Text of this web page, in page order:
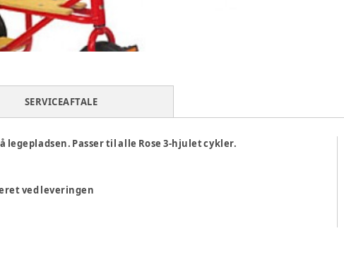
SERVICEAFTALE
Passer til alle Rose 3-hjulet cykler.
ved leveringen